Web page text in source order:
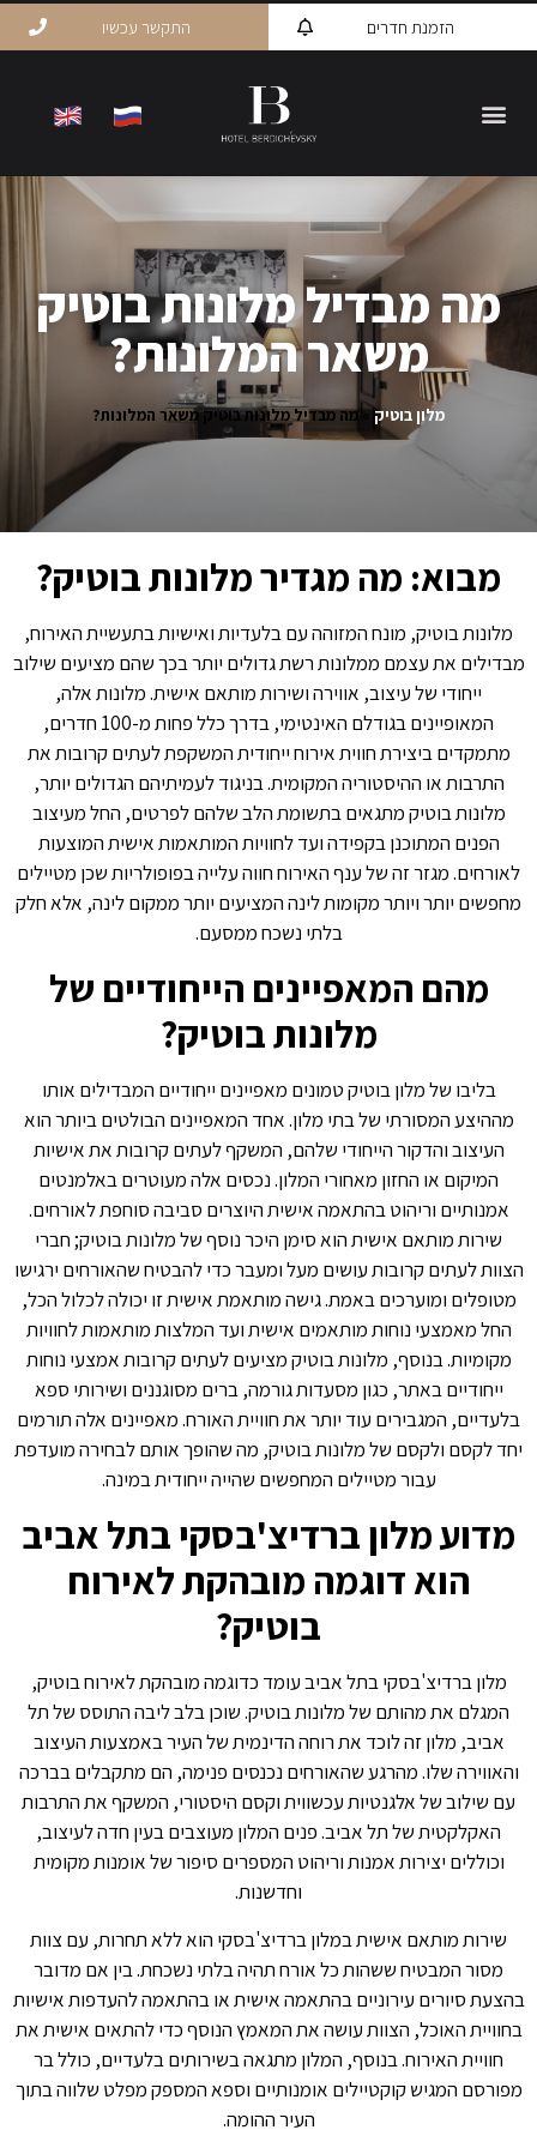
הזמנת חדרים התקשר עכשיו
מה מבדיל מלונות בוטיק
משאר המלונות?
מלון בוטיק » מה מבדיל מלונות בוטיק משאר המלונות?
מבוא: מה מגדיר מלונות בוטיק?
מלונות בוטיק, מונח המזוהה עם בלעדיות ואישיות בתעשיית האירוח,
מבדילים את עצמם ממלונות רשת גדולים יותר בכך שהם מציעים שילוב
ייחודי של עיצוב, אווירה ושירות מותאם אישית. מלונות אלה,
המאופיינים בגודלם האינטימי, בדרך כלל פחות מ-100 חדרים,
מתמקדים ביצירת חווית אירוח ייחודית המשקפת לעתים קרובות את
התרבות או ההיסטוריה המקומית. בניגוד לעמיתיהם הגדולים יותר,
מלונות בוטיק מתגאים בתשומת הלב שלהם לפרטים, החל מעיצוב
הפנים המתוכנן בקפידה ועד לחוויות המותאמות אישית המוצעות
לאורחים. מגזר זה של ענף האירוח חווה עלייה בפופולריות שכן מטיילים
מחפשים יותר ויותר מקומות לינה המציעים יותר ממקום לינה, אלא חלק
בלתי נשכח ממסעם.
מהם המאפיינים הייחודיים של
מלונות בוטיק?
בליבו של מלון בוטיק טמונים מאפיינים ייחודיים המבדילים אותו
מההיצע המסורתי של בתי מלון. אחד המאפיינים הבולטים ביותר הוא
העיצוב והדקור הייחודי שלהם, המשקף לעתים קרובות את אישיות
המיקום או החזון מאחורי המלון. נכסים אלה מעוטרים באלמנטים
אמנותיים וריהוט בהתאמה אישית היוצרים סביבה סוחפת לאורחים.
שירות מותאם אישית הוא סימן היכר נוסף של מלונות בוטיק; חברי
הצוות לעתים קרובות עושים מעל ומעבר כדי להבטיח שהאורחים ירגישו
מטופלים ומוערכים באמת. גישה מותאמת אישית זו יכולה לכלול הכל,
החל מאמצעי נוחות מותאמים אישית ועד המלצות מותאמות לחוויות
מקומיות. בנוסף, מלונות בוטיק מציעים לעתים קרובות אמצעי נוחות
ייחודיים באתר, כגון מסעדות גורמה, ברים מסוגננים ושירותי ספא
בלעדיים, המגבירים עוד יותר את חוויית האורח. מאפיינים אלה תורמים
יחד לקסם ולקסם של מלונות בוטיק, מה שהופך אותם לבחירה מועדפת
עבור מטיילים המחפשים שהייה ייחודית במינה.
מדוע מלון ברדיצ'בסקי בתל אביב
הוא דוגמה מובהקת לאירוח
בוטיק?
מלון ברדיצ'בסקי בתל אביב עומד כדוגמה מובהקת לאירוח בוטיק,
המגלם את מהותם של מלונות בוטיק. שוכן בלב ליבה התוסס של תל
אביב, מלון זה לוכד את רוחה הדינמית של העיר באמצעות העיצוב
והאווירה שלו. מהרגע שהאורחים נכנסים פנימה, הם מתקבלים בברכה
עם שילוב של אלגנטיות עכשווית וקסם היסטורי, המשקף את התרבות
האקלקטית של תל אביב. פנים המלון מעוצבים בעין חדה לעיצוב,
וכוללים יצירות אמנות וריהוט המספרים סיפור של אומנות מקומית
וחדשנות.
שירות מותאם אישית במלון ברדיצ'בסקי הוא ללא תחרות, עם צוות
מסור המבטיח ששהות כל אורח תהיה בלתי נשכחת. בין אם מדובר
בהצעת סיורים עירוניים בהתאמה אישית או בהתאמה להעדפות אישיות
בחוויית האוכל, הצוות עושה את המאמץ הנוסף כדי להתאים אישית את
חוויית האירוח. בנוסף, המלון מתגאה בשירותים בלעדיים, כולל בר
מפורסם המגיש קוקטיילים אומנותיים וספא המספק מפלט שלווה בתוך
העיר ההומה.